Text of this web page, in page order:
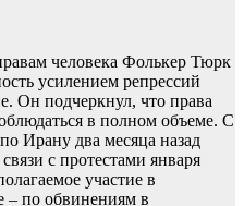
человека Фолькер Тюрк
усилением репрессий
Он подчеркнул, что права
в полном объеме. С
Ирану два месяца назад
с протестами января
участие в
– по обвинениям в